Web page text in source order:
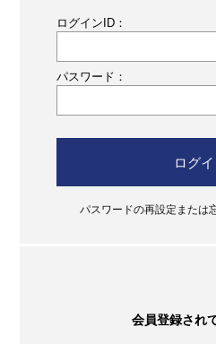
ログインID：
パスワード：
ログ
パスワードの再設定または
会員登録され